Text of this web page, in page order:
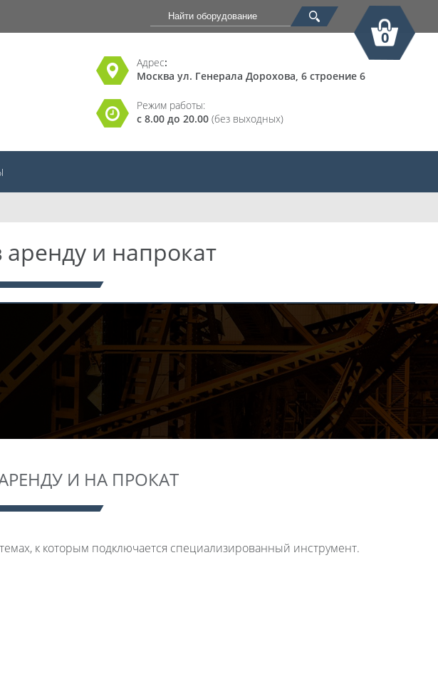
0
Адрес:
Москва ул. Генерала Дорохова, 6 строение 6
Режим работы:
с 8.00 до 20.00 (без выходных)
и напрокат
И НА ПРОКАТ
к которым подключается специализированный инструмент.